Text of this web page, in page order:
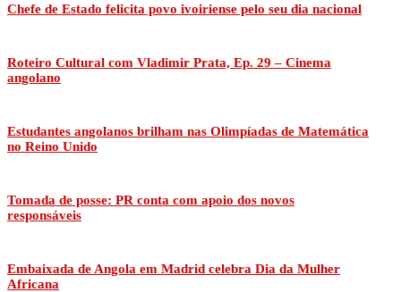
Chefe de Estado felicita povo ivoiriense pelo seu dia nacional
Roteiro Cultural com Vladimir Prata, Ep. 29 – Cinema
angolano
Estudantes angolanos brilham nas Olimpíadas de Matemática
no Reino Unido
Tomada de posse: PR conta com apoio dos novos
responsáveis
Embaixada de Angola em Madrid celebra Dia da Mulher
Africana